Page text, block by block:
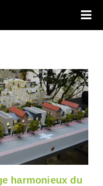
harmonieux du